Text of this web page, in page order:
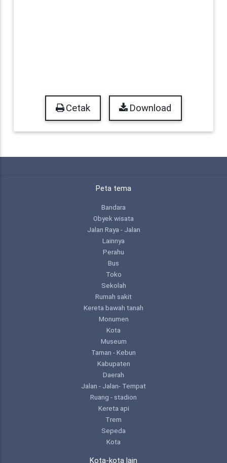
Cetak Download
Peta tema
Bandara
Obyek wisata
Jalan Raya - Jalan
Lainnya
Perahu
Bus
Toko
Sekolah
Rumah sakit
Kereta bawah tanah
Monumen
Kota
Museum
Taman - Kebun
Kabupaten
Daerah
Jalan - Jalan- Tempat
Ruang - stadion
Kereta api
Trem
Sepeda
Kota
Kota-kota lain